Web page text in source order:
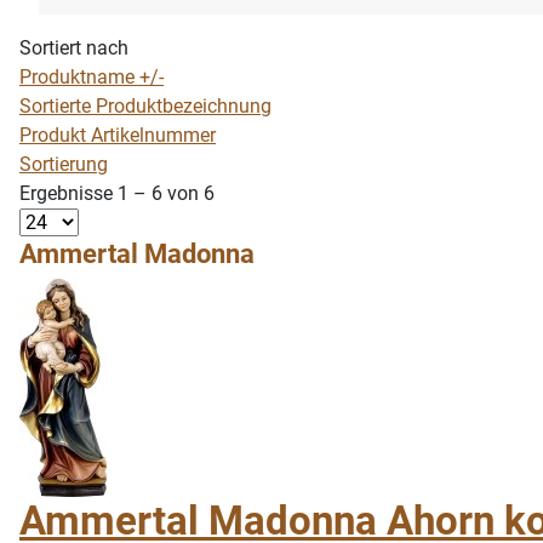
Sortiert nach
Produktname +/-
Sortierte Produktbezeichnung
Produkt Artikelnummer
Sortierung
Ergebnisse 1 – 6 von 6
Ammertal Madonna
Ammertal Madonna Ahorn